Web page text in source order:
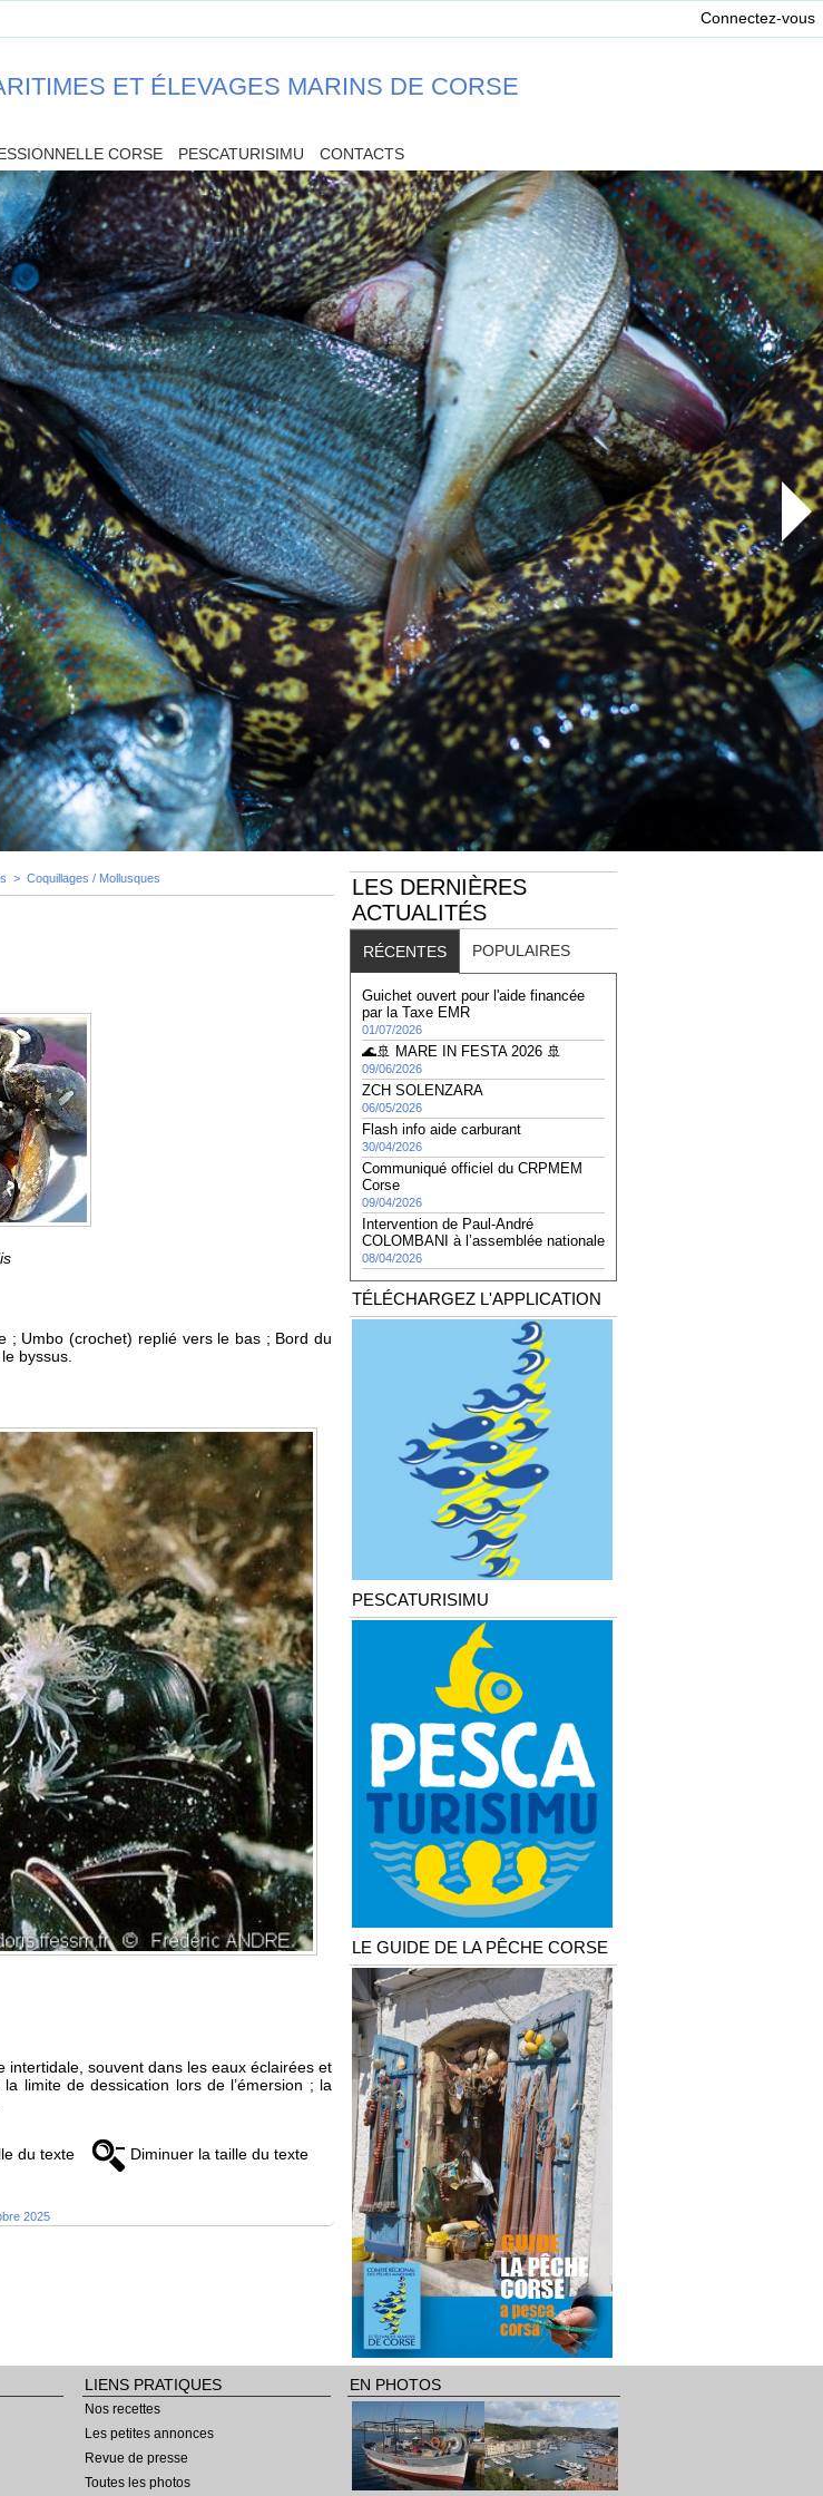
Connectez-vous
ET ÉLEVAGES MARINS DE CORSE
CORSE PESCATURISIMU CONTACTS
> Coquillages / Mollusques
; Umbo (crochet) replié vers le bas ; Bord du
byssus.
souvent dans les eaux éclairées et
limite de dessication lors de l’émersion ; la
du texte Diminuer la taille du texte
2025
LES DERNIÈRES
ACTUALITÉS
RÉCENTES POPULAIRES
Guichet ouvert pour l'aide financée
par la Taxe EMR
01/07/2026
🌊🚢 MARE IN FESTA 2026 🚢
09/06/2026
ZCH SOLENZARA
06/05/2026
Flash info aide carburant
30/04/2026
Communiqué officiel du CRPMEM
Corse
09/04/2026
Intervention de Paul-André
COLOMBANI à l’assemblée nationale
08/04/2026
TÉLÉCHARGEZ L'APPLICATION
PESCATURISIMU
LE GUIDE DE LA PÊCHE CORSE
LIENS PRATIQUES
Nos recettes
Les petites annonces
Revue de presse
Toutes les photos
EN PHOTOS